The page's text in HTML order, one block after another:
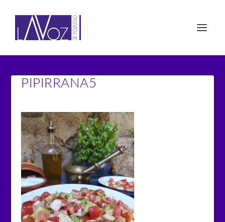
PIPIRRANA5